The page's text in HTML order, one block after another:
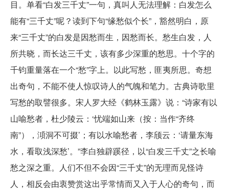
目。单看“白发三千丈”一句，真叫人无法理解：白发怎么
能有“三千丈”呢？读到下句“缘愁似个长”，豁然明白，原
来“三千丈”的白发是因愁而生，因愁而长。愁生白发，人
所共晓，而长达三千丈，该有多少深重的愁思。十个字的
千钧重量落在一个“愁”字上。以此写愁，匪夷所思。奇想
出奇句，不能不使人惊叹诗人的气魄和笔力。古典诗歌里
写愁的取譬很多。宋人罗大经《鹤林玉露》说：“诗家有以
山喻愁者，杜少陵云：‘忧端如山来（按：当作“齐终
南”），澒洞不可掇’；有以水喻愁者，李颀云：‘请量东海
水，看取浅深愁’。”李白独辟蹊径，以“白发三千丈”之长喻
愁之深之重。人们不但不会因“三千丈”的无理而见怪诗
人，相反会由衷赞赏这出乎常情而又入于人心的奇句，而